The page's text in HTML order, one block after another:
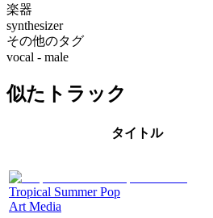
楽器
synthesizer
その他のタグ
vocal - male
似たトラック
タイトル
Tropical Summer Pop
Art Media